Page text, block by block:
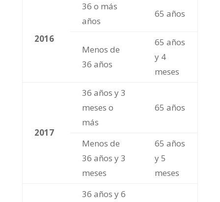
2016
36 o más
años
65 años
Menos de
36 años
65 años
y 4
meses
2017
36 años y 3
meses o
más
65 años
Menos de
36 años y 3
meses
65 años
y 5
meses
36 años y 6